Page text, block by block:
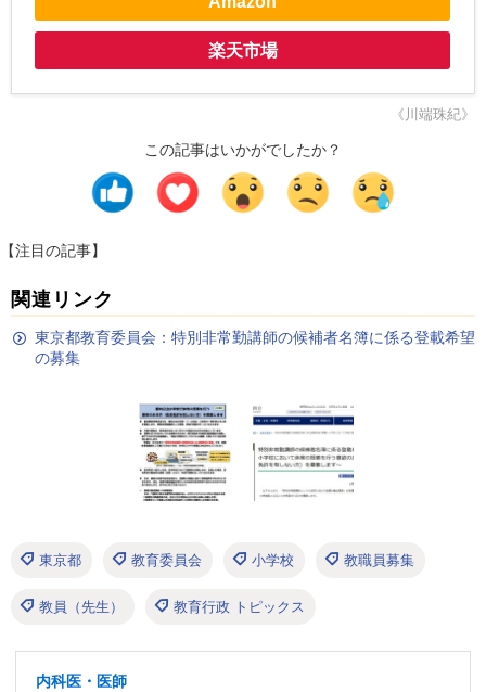
楽天市場
《川端珠紀》
この記事はいかがでしたか？
【注目の記事】
関連リンク
東京都教育委員会：特別非常勤講師の候補者名簿に係る登載希望
の募集
東京都 教育委員会 小学校 教職員募集
教員（先生） 教育行政 トピックス
内科医・医師